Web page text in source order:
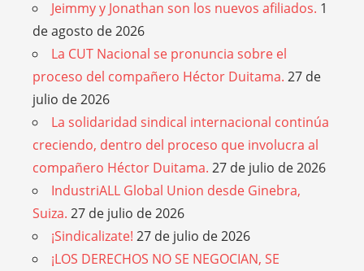
Jeimmy y Jonathan son los nuevos afiliados. 1
de agosto de 2026
La CUT Nacional se pronuncia sobre el
proceso del compañero Héctor Duitama. 27 de
julio de 2026
La solidaridad sindical internacional continúa
creciendo, dentro del proceso que involucra al
compañero Héctor Duitama. 27 de julio de 2026
IndustriALL Global Union desde Ginebra,
Suiza. 27 de julio de 2026
¡Sindicalizate! 27 de julio de 2026
¡LOS DERECHOS NO SE NEGOCIAN, SE